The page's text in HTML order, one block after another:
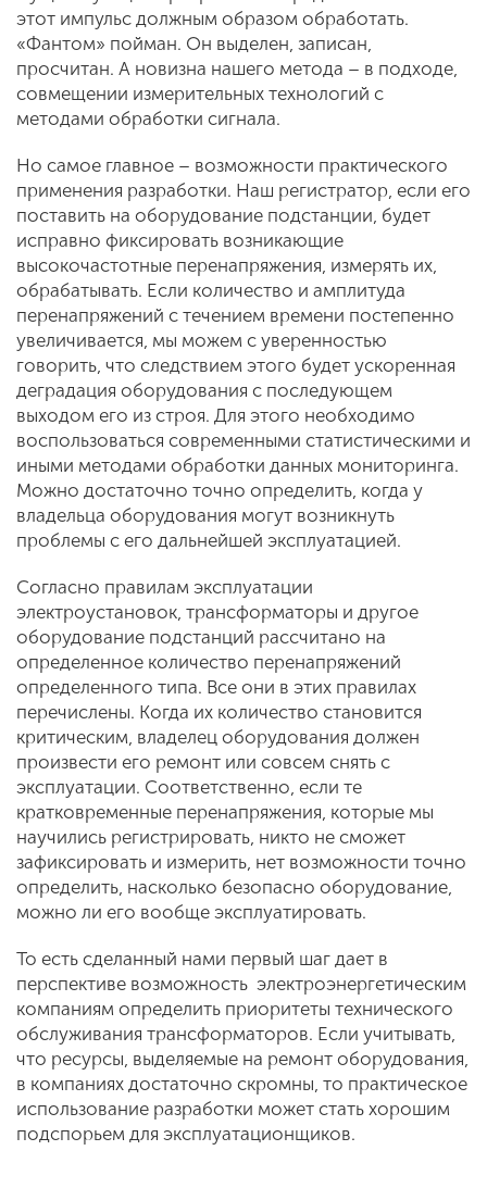
этот импульс должным образом обработать.
«Фантом» пойман. Он выделен, записан,
просчитан. А новизна нашего метода – в подходе,
совмещении измерительных технологий с
методами обработки сигнала.
Но самое главное – возможности практического
применения разработки. Наш регистратор, если его
поставить на оборудование подстанции, будет
исправно фиксировать возникающие
высокочастотные перенапряжения, измерять их,
обрабатывать. Если количество и амплитуда
перенапряжений с течением времени постепенно
увеличивается, мы можем с уверенностью
говорить, что следствием этого будет ускоренная
деградация оборудования с последующем
выходом его из строя. Для этого необходимо
воспользоваться современными статистическими и
иными методами обработки данных мониторинга.
Можно достаточно точно определить, когда у
владельца оборудования могут возникнуть
проблемы с его дальнейшей эксплуатацией.
Согласно правилам эксплуатации
электроустановок, трансформаторы и другое
оборудование подстанций рассчитано на
определенное количество перенапряжений
определенного типа. Все они в этих правилах
перечислены. Когда их количество становится
критическим, владелец оборудования должен
произвести его ремонт или совсем снять с
эксплуатации. Соответственно, если те
кратковременные перенапряжения, которые мы
научились регистрировать, никто не сможет
зафиксировать и измерить, нет возможности точно
определить, насколько безопасно оборудование,
можно ли его вообще эксплуатировать.
То есть сделанный нами первый шаг дает в
перспективе возможность электроэнергетическим
компаниям определить приоритеты технического
обслуживания трансформаторов. Если учитывать,
что ресурсы, выделяемые на ремонт оборудования,
в компаниях достаточно скромны, то практическое
использование разработки может стать хорошим
подспорьем для эксплуатационщиков.